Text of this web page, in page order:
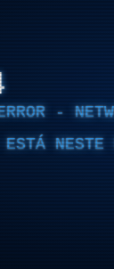
-
ESTÁ